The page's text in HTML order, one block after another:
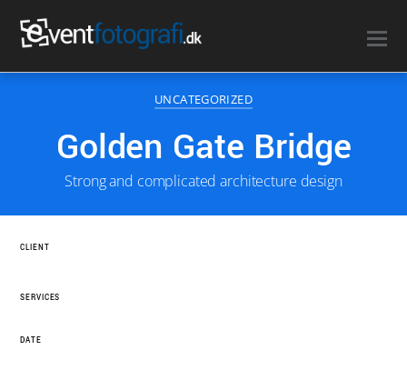
UNCATEGORIZED
Golden Gate Bridge
Strong and complicated architecture design
CLIENT
SERVICES
DATE